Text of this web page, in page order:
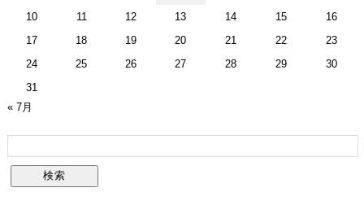
10
11 12 13 14 15
16
17
18 19 20 21 22
23
24
25 26 27 28 29
30
31
« 7月